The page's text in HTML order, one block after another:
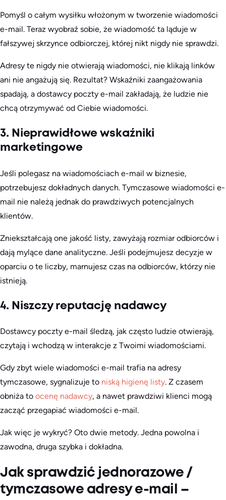
Pomyśl o całym wysiłku włożonym w tworzenie wiadomości
e-mail. Teraz wyobraź sobie, że wiadomość ta ląduje w
fałszywej skrzynce odbiorczej, której nikt nigdy nie sprawdzi.
Adresy te nigdy nie otwierają wiadomości, nie klikają linków
ani nie angażują się. Rezultat? Wskaźniki zaangażowania
spadają, a dostawcy poczty e-mail zakładają, że ludzie nie
chcą otrzymywać od Ciebie wiadomości.
3. Nieprawidłowe wskaźniki
marketingowe
Jeśli polegasz na wiadomościach e-mail w biznesie,
potrzebujesz dokładnych danych. Tymczasowe wiadomości e-
mail nie należą jednak do prawdziwych potencjalnych
klientów.
Zniekształcają one jakość listy, zawyżają rozmiar odbiorców i
dają mylące dane analityczne. Jeśli podejmujesz decyzje w
oparciu o te liczby, marnujesz czas na odbiorców, którzy nie
istnieją.
4. Niszczy reputację nadawcy
Dostawcy poczty e-mail śledzą, jak często ludzie otwierają,
czytają i wchodzą w interakcje z Twoimi wiadomościami.
Gdy zbyt wiele wiadomości e-mail trafia na adresy
tymczasowe, sygnalizuje to niską higienę listy. Z czasem
obniża to ocenę nadawcy, a nawet prawdziwi klienci mogą
zacząć przegapiać wiadomości e-mail.
Jak więc je wykryć? Oto dwie metody. Jedna powolna i
zawodna, druga szybka i dokładna.
Jak sprawdzić jednorazowe /
tymczasowe adresy e-mail –